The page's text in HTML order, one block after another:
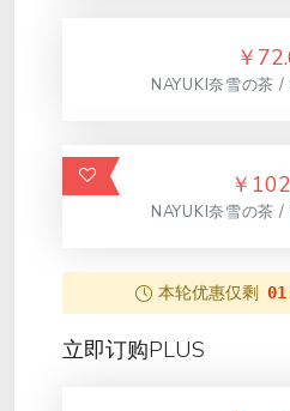
￥
NAYUKI奈雪の茶
￥
NAYUKI奈雪の茶
本轮优惠仅剩
立即订购PLUS